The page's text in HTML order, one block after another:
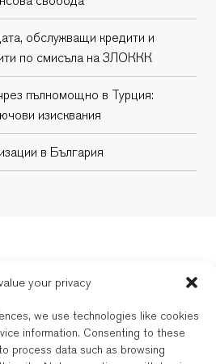
your privacy
we use technologies like cookies
information. Consenting to these
process data such as browsing
обслужващи кредити и
по смисъла на ЗЛОККК
пълномощно в Турция:
изисквания
в България
квалифицирани адвокати на
от съответната адвокатска колегия
Office е търговска марка на „Лигъл